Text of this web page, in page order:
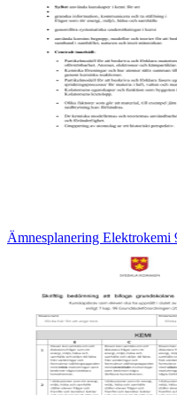
Ämnesplanering Elektrokemi